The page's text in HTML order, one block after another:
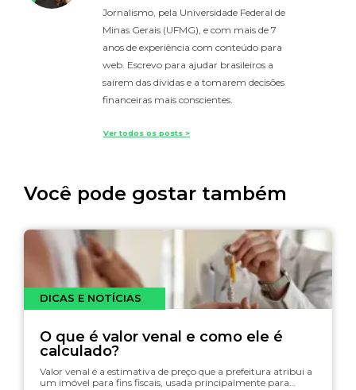
Jornalismo, pela Universidade Federal de
Minas Gerais (UFMG), e com mais de 7
anos de experiência com conteúdo para
web. Escrevo para ajudar brasileiros a
saírem das dívidas e a tomarem decisões
financeiras mais conscientes.
Ver todos os posts >
Você pode gostar também
DICAS E NOTÍCIAS
O que é valor venal e como ele é
calculado?
Valor venal é a estimativa de preço que a prefeitura atribui a
um imóvel para fins fiscais, usada principalmente para…